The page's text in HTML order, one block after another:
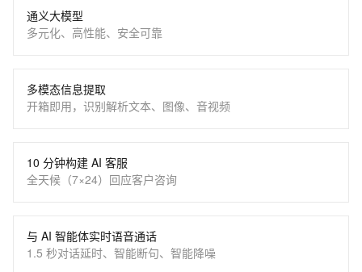
通义大模型
多元化、高性能、安全可靠
多模态信息提取
开箱即用，识别解析文本、图像、音视频
10 分钟构建 AI 客服
全天候（7×24）回应客户咨询
与 AI 智能体实时语音通话
1.5 秒对话延时、智能断句、智能降噪